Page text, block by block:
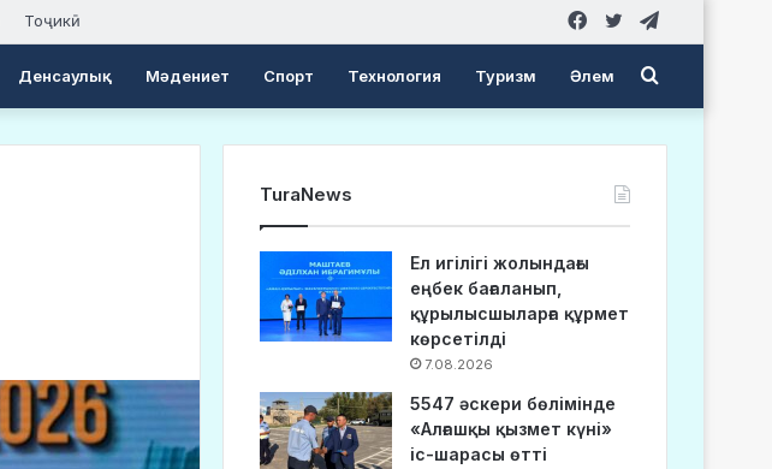
Тоҷикӣ Twitter
Facebook
Денсаулық Мәдениет Спорт Технология Туризм Әлем Search
for
TuraNews
Ел игілігі жолындағы
еңбек бағаланып,
құрылысшыларға құрмет
көрсетілді
7.08.2026
5547 әскери бөлімінде
«Алғашқы қызмет күні»
іс-шарасы өтті